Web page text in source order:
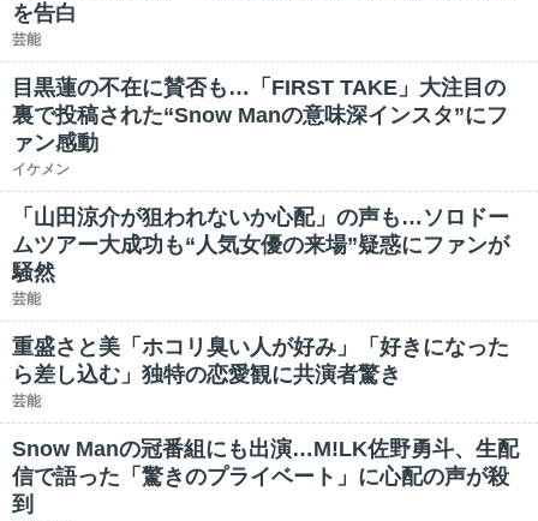
を告白
芸能
目黒蓮の不在に賛否も…「FIRST TAKE」大注目の
裏で投稿された“Snow Manの意味深インスタ”にフ
ァン感動
イケメン
「山田涼介が狙われないか心配」の声も…ソロドー
ムツアー大成功も“人気女優の来場”疑惑にファンが
騒然
芸能
重盛さと美「ホコリ臭い人が好み」「好きになった
ら差し込む」独特の恋愛観に共演者驚き
芸能
Snow Manの冠番組にも出演…M!LK佐野勇斗、生配
信で語った「驚きのプライベート」に心配の声が殺
到